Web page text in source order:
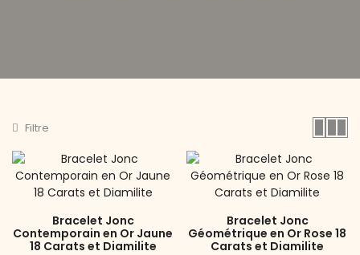
Filtre
Bracelet Jonc
Contemporain en Or Jaune
18 Carats et Diamilite
Bracelet Jonc
Géométrique en Or Rose 18
Carats et Diamilite